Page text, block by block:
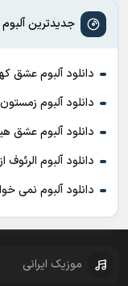
جدیدترین
دانلود آلبوم عشق
دانلود آلبوم
دانلود آلبوم عشق
دانلود آلبوم
دانلود آلبوم نمی
موزیک ایرانی